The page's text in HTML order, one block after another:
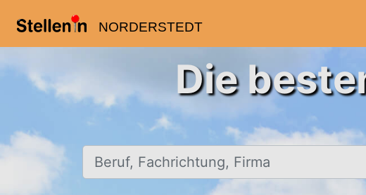
NORDERSTEDT
Die
Beruf, Fachrichtung, Firma